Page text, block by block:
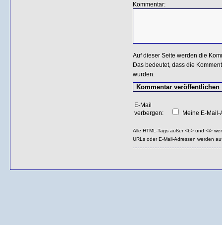
Kommentar:
Auf dieser Seite werden die
Das bedeutet, dass die
wurden.
E-Mail
verbergen:
Meine E-
Alle HTML-Tags außer <b> und <i>
URLs oder E-Mail-Adressen werden